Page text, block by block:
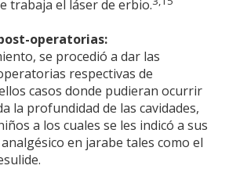
trabaja el láser de erbio.
operatorias:
se procedió a dar las
respectivas de
casos donde pudieran ocurrir
la profundidad de las cavidades,
a los cuales se les indicó a sus
en jarabe tales como el